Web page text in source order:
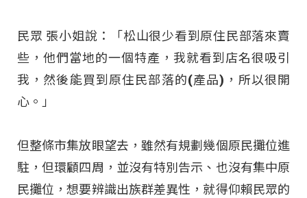
民眾 張小姐說：「松山很少看到原住民部落來賣
些，他們當地的一個特產，我就看到店名很吸引
我，然後能買到原住民部落的(產品)，所以很開
心。」
但整條市集放眼望去，雖然有規劃幾個原民攤位進
駐，但環顧四周，並沒有特別告示、也沒有集中原
民攤位，想要辨識出族群差異性，就得仰賴民眾的